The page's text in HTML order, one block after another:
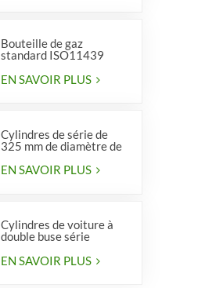
Bouteille de gaz
standard ISO11439
EN SAVOIR PLUS
Cylindres de série de
325 mm de diamètre de
véhicules
EN SAVOIR PLUS
Cylindres de voiture à
double buse série
EN SAVOIR PLUS